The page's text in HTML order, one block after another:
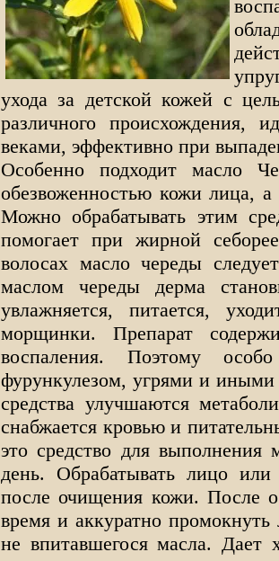
ухода за детской кожей с
различного происхождения,
веками, эффективно при
Особенно подходит масло
обезвоженностью кожи лица,
Можно обрабатывать этим
помогает при жирной
волосах масло череды
маслом череды дерма
увлажняется, питается,
морщинки. Препарат
воспаления. Поэтому
фурункулезом, угрями и иными
средства улучшаются
снабжается кровью и
это средство для
день. Обрабатывать лицо
после очищения кожи. После
время и аккуратно
не впитавшегося масла. Дает